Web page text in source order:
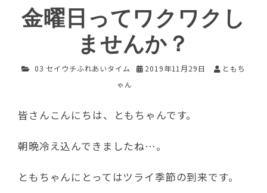
金曜日ってワクワクし
ませんか？
03 セイウチふれあいタイム 2019年11月29日
ともち
ゃん
皆さんこんにちは、ともちゃんです。
朝晩冷え込んできましたね…。
ともちゃんにとってはツライ季節の到来です。